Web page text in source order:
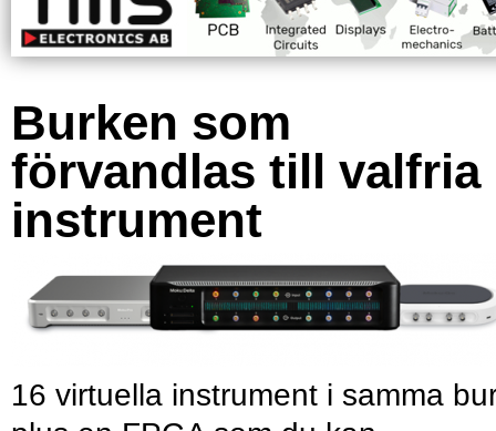
Burken som
förvandlas till valfria
instrument
16 virtuella instrument i samma